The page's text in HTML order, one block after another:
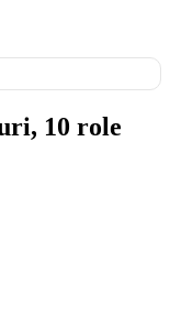
10 role